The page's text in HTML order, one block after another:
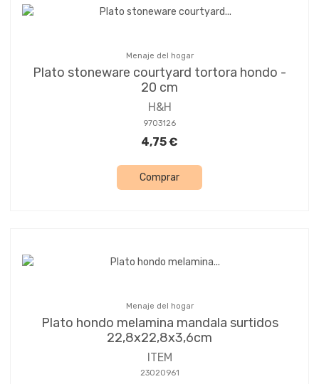
Menaje del hogar
Plato stoneware courtyard tortora hondo -
20 cm
H&H
9703126
4,75 €
Comprar
Menaje del hogar
Plato hondo melamina mandala surtidos
22,8x22,8x3,6cm
ITEM
23020961